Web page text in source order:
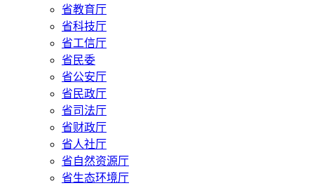
省教育厅
省科技厅
省工信厅
省民委
省公安厅
省民政厅
省司法厅
省财政厅
省人社厅
省自然资源厅
省生态环境厅